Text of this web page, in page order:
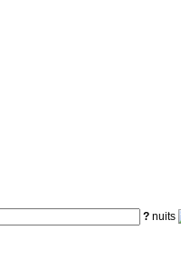
? nuits